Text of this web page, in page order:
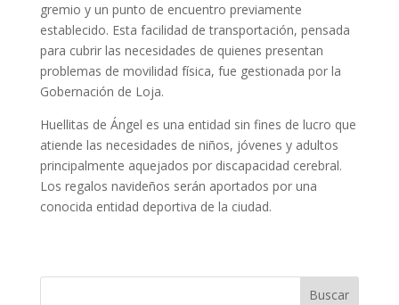
gremio y un punto de encuentro previamente
establecido. Esta facilidad de transportación, pensada
para cubrir las necesidades de quienes presentan
problemas de movilidad física, fue gestionada por la
Gobernación de Loja.
Huellitas de Ángel es una entidad sin fines de lucro que
atiende las necesidades de niños, jóvenes y adultos
principalmente aquejados por discapacidad cerebral.
Los regalos navideños serán aportados por una
conocida entidad deportiva de la ciudad.
Buscar